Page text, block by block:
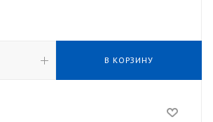
В КОРЗИНУ